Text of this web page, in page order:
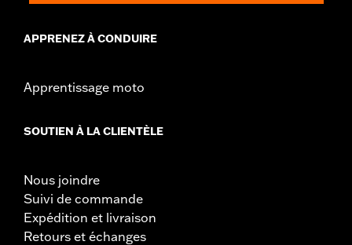
APPRENEZ À CONDUIRE
Apprentissage moto
SOUTIEN À LA CLIENTÈLE
Nous joindre
Suivi de commande
Expédition et livraison
Retours et échanges